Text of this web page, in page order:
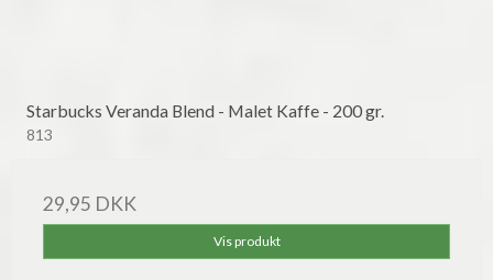
Starbucks Veranda Blend - Malet Kaffe - 200 gr.
813
29,95 DKK
Vis produkt